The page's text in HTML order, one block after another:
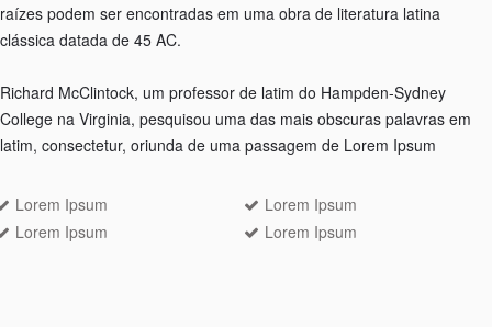
raízes podem ser encontradas em uma obra de literatura latina
clássica datada de 45 AC.
Richard McClintock, um professor de latim do Hampden-Sydney
College na Virginia, pesquisou uma das mais obscuras palavras em
latim, consectetur, oriunda de uma passagem de Lorem Ipsum
Lorem Ipsum
Lorem Ipsum
Lorem Ipsum
Lorem Ipsum